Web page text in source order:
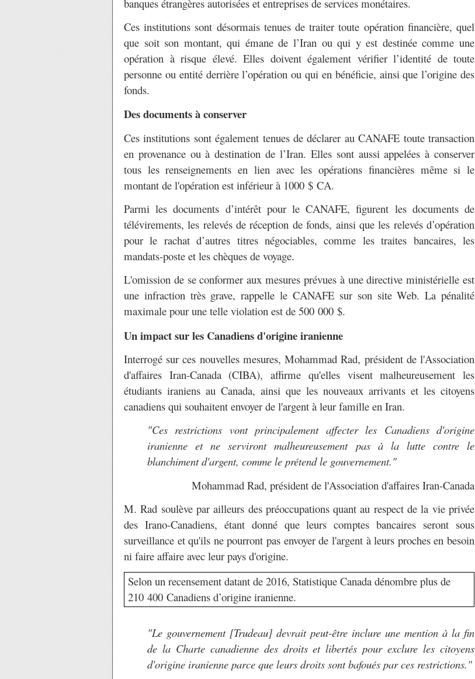
banques étrangères autorisées et entreprises de services monétaires.
Ces institutions sont désormais tenues de traiter toute opération financière, quel
que soit son montant, qui émane de l’Iran ou qui y est destinée comme une
opération à risque élevé. Elles doivent également vérifier l’identité de toute
personne ou entité derrière l’opération ou qui en bénéficie, ainsi que l’origine des
fonds.
Des documents à conserver
Ces institutions sont également tenues de déclarer au CANAFE toute transaction
en provenance ou à destination de l’Iran. Elles sont aussi appelées à conserver
tous les renseignements en lien avec les opérations financières même si le
montant de l'opération est inférieur à 1000 $ CA.
Parmi les documents d’intérêt pour le CANAFE, figurent les documents de
télévirements, les relevés de réception de fonds, ainsi que les relevés d’opération
pour le rachat d’autres titres négociables, comme les traites bancaires, les
mandats-poste et les chèques de voyage.
L'omission de se conformer aux mesures prévues à une directive ministérielle est
une infraction très grave, rappelle le CANAFE sur son site Web. La pénalité
maximale pour une telle violation est de 500 000 $.
Un impact sur les Canadiens d'origine iranienne
Interrogé sur ces nouvelles mesures, Mohammad Rad, président de l'Association
d'affaires Iran-Canada (CIBA), affirme qu'elles visent malheureusement les
étudiants iraniens au Canada, ainsi que les nouveaux arrivants et les citoyens
canadiens qui souhaitent envoyer de l'argent à leur famille en Iran.
"Ces restrictions vont principalement affecter les Canadiens d'origine
iranienne et ne serviront malheureusement pas à la lutte contre le
blanchiment d'argent, comme le prétend le gouvernement."
Mohammad Rad, président de l'Association d'affaires Iran-Canada
M. Rad soulève par ailleurs des préoccupations quant au respect de la vie privée
des Irano-Canadiens, étant donné que leurs comptes bancaires seront sous
surveillance et qu'ils ne pourront pas envoyer de l'argent à leurs proches en besoin
ni faire affaire avec leur pays d'origine.
Selon un recensement datant de 2016, Statistique Canada dénombre plus de
210 400 Canadiens d’origine iranienne.
"Le gouvernement [Trudeau] devrait peut-être inclure une mention à la fin
de la Charte canadienne des droits et libertés pour exclure les citoyens
d'origine iranienne parce que leurs droits sont bafoués par ces restrictions."